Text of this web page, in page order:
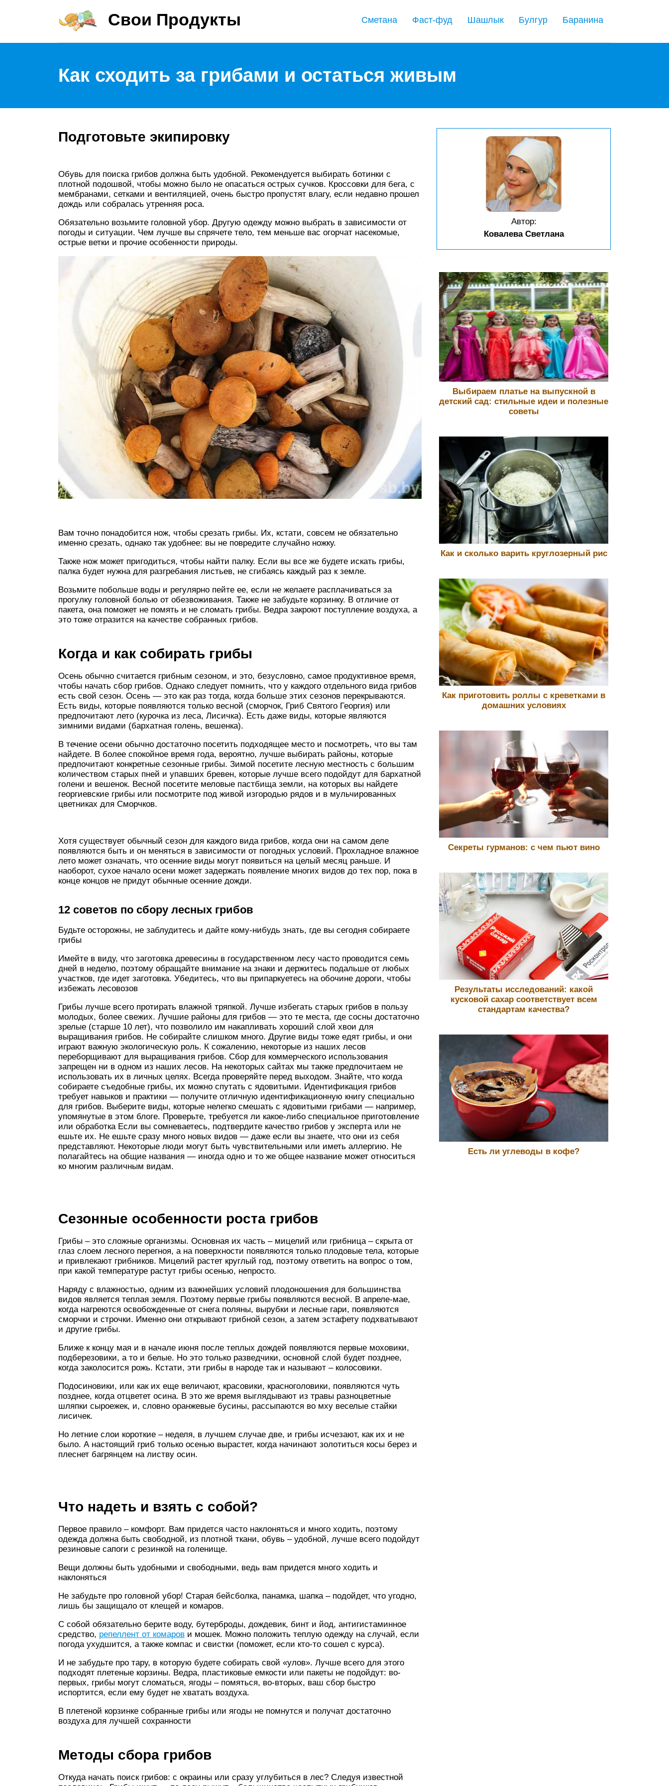
Свои Продукты Баранина
Булгур
Шашлык
Фаст-фуд
Сметана
Как сходить за грибами и остаться живым
Подготовьте экипировку
Обувь для поиска грибов должна быть удобной. Рекомендуется выбирать ботинки с
плотной подошвой, чтобы можно было не опасаться острых сучков. Кроссовки для бега, с
мембранами, сетками и вентиляцией, очень быстро пропустят влагу, если недавно прошел
дождь или собралась утренняя роса.
Обязательно возьмите головной убор. Другую одежду можно выбрать в зависимости от
погоды и ситуации. Чем лучше вы спрячете тело, тем меньше вас огорчат насекомые,
острые ветки и прочие особенности природы.
Вам точно понадобится нож, чтобы срезать грибы. Их, кстати, совсем не обязательно
именно срезать, однако так удобнее: вы не повредите случайно ножку.
Также нож может пригодиться, чтобы найти палку. Если вы все же будете искать грибы,
палка будет нужна для разгребания листьев, не сгибаясь каждый раз к земле.
Возьмите побольше воды и регулярно пейте ее, если не желаете расплачиваться за
прогулку головной болью от обезвоживания. Также не забудьте корзинку. В отличие от
пакета, она поможет не помять и не сломать грибы. Ведра закроют поступление воздуха, а
это тоже отразится на качестве собранных грибов.
Когда и как собирать грибы
Осень обычно считается грибным сезоном, и это, безусловно, самое продуктивное время,
чтобы начать сбор грибов. Однако следует помнить, что у каждого отдельного вида грибов
есть свой сезон. Осень — это как раз тогда, когда больше этих сезонов перекрываются.
Есть виды, которые появляются только весной (сморчок, Гриб Святого Георгия) или
предпочитают лето (курочка из леса, Лисичка). Есть даже виды, которые являются
зимними видами (бархатная голень, вешенка).
В течение осени обычно достаточно посетить подходящее место и посмотреть, что вы там
найдете. В более спокойное время года, вероятно, лучше выбирать районы, которые
предпочитают конкретные сезонные грибы. Зимой посетите лесную местность с большим
количеством старых пней и упавших бревен, которые лучше всего подойдут для бархатной
голени и вешенок. Весной посетите меловые пастбища земли, на которых вы найдете
георгиевские грибы или посмотрите под живой изгородью рядов и в мульчированных
цветниках для Сморчков.
Хотя существует обычный сезон для каждого вида грибов, когда они на самом деле
появляются быть и он меняться в зависимости от погодных условий. Прохладное влажное
лето может означать, что осенние виды могут появиться на целый месяц раньше. И
наоборот, сухое начало осени может задержать появление многих видов до тех пор, пока в
конце концов не придут обычные осенние дожди.
12 советов по сбору лесных грибов
Будьте осторожны, не заблудитесь и дайте кому-нибудь знать, где вы сегодня собираете
грибы
Имейте в виду, что заготовка древесины в государственном лесу часто проводится семь
дней в неделю, поэтому обращайте внимание на знаки и держитесь подальше от любых
участков, где идет заготовка. Убедитесь, что вы припаркуетесь на обочине дороги, чтобы
избежать лесовозов
Грибы лучше всего протирать влажной тряпкой. Лучше избегать старых грибов в пользу
молодых, более свежих. Лучшие районы для грибов — это те места, где сосны достаточно
зрелые (старше 10 лет), что позволило им накапливать хороший слой хвои для
выращивания грибов. Не собирайте слишком много. Другие виды тоже едят грибы, и они
играют важную экологическую роль. К сожалению, некоторые из наших лесов
переборщивают для выращивания грибов. Сбор для коммерческого использования
запрещен ни в одном из наших лесов. На некоторых сайтах мы также предпочитаем не
использовать их в личных целях. Всегда проверяйте перед выходом. Знайте, что когда
собираете съедобные грибы, их можно спутать с ядовитыми. Идентификация грибов
требует навыков и практики — получите отличную идентификационную книгу специально
для грибов. Выберите виды, которые нелегко смешать с ядовитыми грибами — например,
упомянутые в этом блоге. Проверьте, требуется ли какое-либо специальное приготовление
или обработка Если вы сомневаетесь, подтвердите качество грибов у эксперта или не
ешьте их. Не ешьте сразу много новых видов — даже если вы знаете, что они из себя
представляют. Некоторые люди могут быть чувствительными или иметь аллергию. Не
полагайтесь на общие названия — иногда одно и то же общее название может относиться
ко многим различным видам.
Сезонные особенности роста грибов
Грибы – это сложные организмы. Основная их часть – мицелий или грибница – скрыта от
глаз слоем лесного перегноя, а на поверхности появляются только плодовые тела, которые
и привлекают грибников. Мицелий растет круглый год, поэтому ответить на вопрос о том,
при какой температуре растут грибы осенью, непросто.
Наряду с влажностью, одним из важнейших условий плодоношения для большинства
видов является теплая земля. Поэтому первые грибы появляются весной. В апреле-мае,
когда нагреются освобожденные от снега поляны, вырубки и лесные гари, появляются
сморчки и строчки. Именно они открывают грибной сезон, а затем эстафету подхватывают
и другие грибы.
Ближе к концу мая и в начале июня после теплых дождей появляются первые моховики,
подберезовики, а то и белые. Но это только разведчики, основной слой будет позднее,
когда заколосится рожь. Кстати, эти грибы в народе так и называют – колосовики.
Подосиновики, или как их еще величают, красовики, красноголовики, появляются чуть
позднее, когда отцветет осина. В это же время выглядывают из травы разноцветные
шляпки сыроежек, и, словно оранжевые бусины, рассыпаются во мху веселые стайки
лисичек.
Но летние слои короткие – неделя, в лучшем случае две, и грибы исчезают, как их и не
было. А настоящий гриб только осенью вырастет, когда начинают золотиться косы берез и
плеснет багрянцем на листву осин.
Что надеть и взять с собой?
Первое правило – комфорт. Вам придется часто наклоняться и много ходить, поэтому
одежда должна быть свободной, из плотной ткани, обувь – удобной, лучше всего подойдут
резиновые сапоги с резинкой на голенище.
Вещи должны быть удобными и свободными, ведь вам придется много ходить и
наклоняться
Не забудьте про головной убор! Старая бейсболка, панамка, шапка – подойдет, что угодно,
лишь бы защищало от клещей и комаров.
С собой обязательно берите воду, бутерброды, дождевик, бинт и йод, антигистаминное
средство, репеллент от комаров и мошек. Можно положить теплую одежду на случай, если
погода ухудшится, а также компас и свистки (поможет, если кто-то сошел с курса).
И не забудьте про тару, в которую будете собирать свой «улов». Лучше всего для этого
подходят плетеные корзины. Ведра, пластиковые емкости или пакеты не подойдут: во-
первых, грибы могут сломаться, ягоды – помяться, во-вторых, ваш сбор быстро
испортится, если ему будет не хватать воздуха.
В плетеной корзинке собранные грибы или ягоды не помнутся и получат достаточно
воздуха для лучшей сохранности
Методы сбора грибов
Откуда начать поиск грибов: с окраины или сразу углубиться в лес? Следуя известной
Автор:
Ковалева Светлана
Выбираем платье на выпускной в
детский сад: стильные идеи и полезные
советы
Как и сколько варить круглозерный рис
Как приготовить роллы с креветками в
домашних условиях
Секреты гурманов: с чем пьют вино
Результаты исследований: какой
кусковой сахар соответствует всем
стандартам качества?
Есть ли углеводы в кофе?